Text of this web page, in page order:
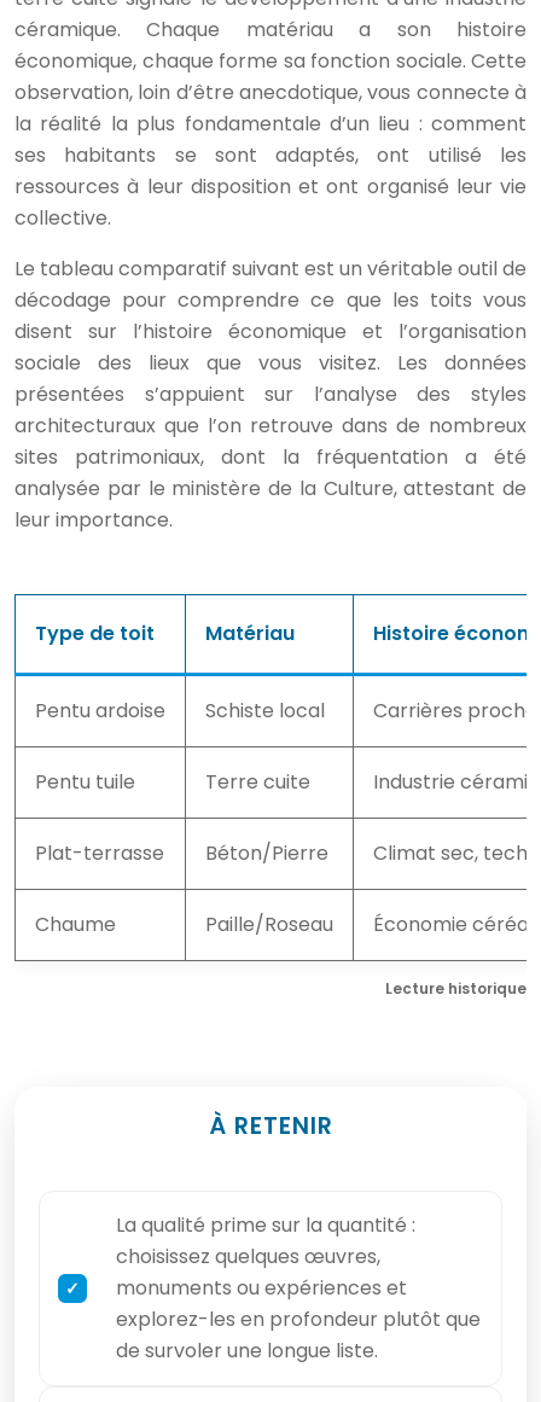
céramique. Chaque matériau a son histoire
économique, chaque forme sa fonction sociale. Cette
observation, loin d’être anecdotique, vous connecte à
la réalité la plus fondamentale d’un lieu : comment
ses habitants se sont adaptés, ont utilisé les
ressources à leur disposition et ont organisé leur vie
collective.
Le tableau comparatif suivant est un véritable outil de
décodage pour comprendre ce que les toits vous
disent sur l’histoire économique et l’organisation
sociale des lieux que vous visitez. Les données
présentées s’appuient sur l’analyse des styles
architecturaux que l’on retrouve dans de nombreux
sites patrimoniaux, dont la fréquentation a été
analysée par le ministère de la Culture, attestant de
leur importance.
Lecture historique
Type de toit Matériau Histoire
Pentu ardoise Schiste local Carrières
Pentu tuile Terre cuite Industrie
Plat-terrasse Béton/Pierre Climat sec,
Chaume Paille/Roseau Économie
À RETENIR
La qualité prime sur la quantité :
choisissez quelques œuvres,
monuments ou expériences et
explorez-les en profondeur plutôt que
de survoler une longue liste.